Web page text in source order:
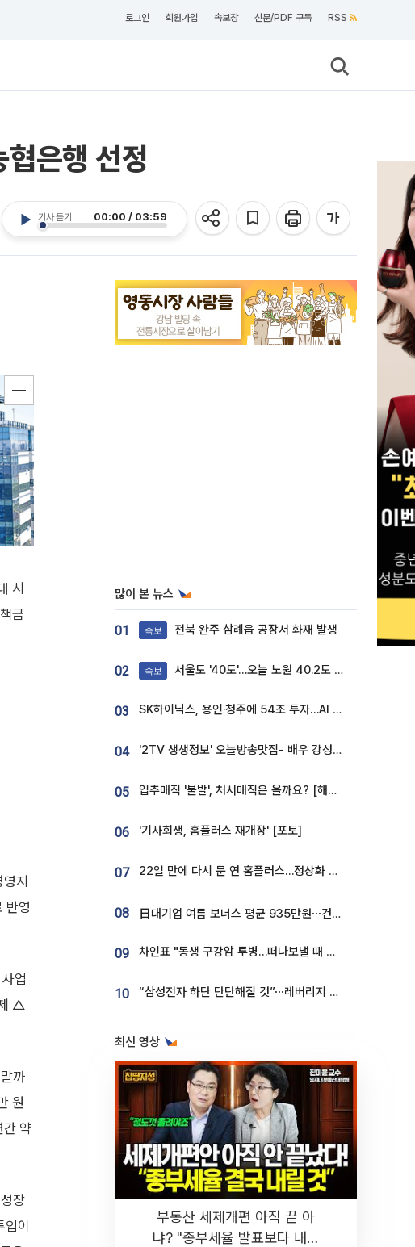
로그인 회원가입 속보창 신문/PDF 구독 RSS
은행 선정
기사 듣기 00:00 / 03:59
시
금
지
반영
업
△
까
원
간 약
장
이
많이 본 뉴스
01 속보 전북 완주 삼례읍 공장서 화재 발생
02 속보 서울도 '40도'…오늘 노원 40.2도 기록
03 SK하이닉스, 용인·청주에 54조 투자…AI 메모리 생산기지 키운다
04 '2TV 생생정보' 오늘방송맛집- 배우 강성진 단골! 쌀국수ㆍ푸팟퐁 커리 맛집 '블○○○'
05 입추매직 '불발', 처서매직은 올까요? [해시태그]
06 '기사회생, 홈플러스 재개장' [포토]
07 22일 만에 다시 문 연 홈플러스…정상화 바쁜데 재고 없어 ‘발동동’[가보니]
08 日대기업 여름 보너스 평균 935만원⋯건설회사 1800만 넘어
09 차인표 "동생 구강암 투병…떠나보낼 때 가장 힘들었다”
10 “삼성전자 하단 단단해질 것”⋯레버리지 규제에 쏠림 완화 [찐코노미]
최신 영상
부동산 세제개편 아직 끝 아
냐? "종부세율 발표보다 내릴